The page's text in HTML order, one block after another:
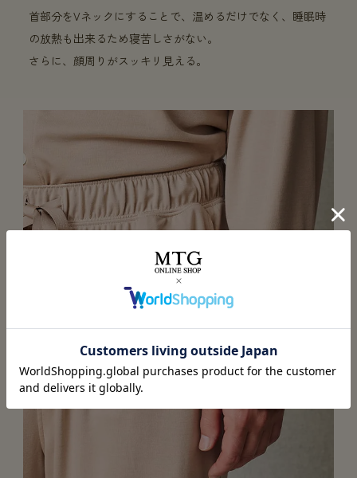
首部分をVネックにすることで、温めるだけでなく、睡眠時
の放熱も出来るため寝苦しさがない。
さらに、顔周りがスッキリ見える。